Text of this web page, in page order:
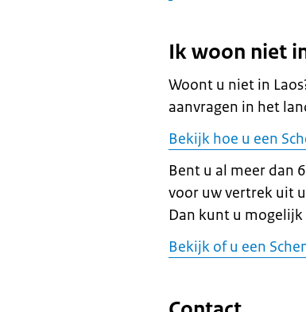
Ik woon niet
Woont u niet in
aanvragen in het
Bekijk hoe u een
Bent u al meer dan
voor uw vertrek uit
Dan kunt u
Bekijk of u een